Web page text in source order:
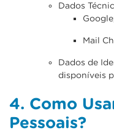
Dados
Mail
Dados de
disponíveis
4. Como
Pessoais?